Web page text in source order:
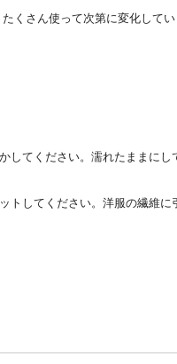
くさん使って次第に変化して
してください。濡れたままにし
トしてください。洋服の繊維に